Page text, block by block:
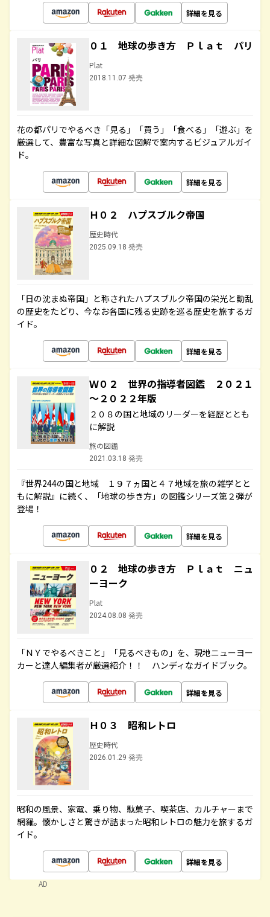
詳細を見る
０１ 地球の歩き方 Ｐｌａｔ パリ
Plat
2018.11.07 発売
花の都パリでやるべき「見る」「買う」「食べる」「遊ぶ」を
厳選して、豊富な写真と詳細な図解で案内するビジュアルガイ
ド。
詳細を見る
Ｈ０２ ハプスブルク帝国
歴史時代
2025.09.18 発売
「日の沈まぬ帝国」と称されたハプスブルク帝国の栄光と動乱
の歴史をたどり、今なお各国に残る史跡を巡る歴史を旅するガ
イド。
詳細を見る
Ｗ０２ 世界の指導者図鑑 ２０２１
～２０２２年版
２０８の国と地域のリーダーを経歴ととも
に解説
旅の図鑑
2021.03.18 発売
『世界244の国と地域 １９７ヵ国と４７地域を旅の雑学とと
もに解説』に続く、「地球の歩き方」の図鑑シリーズ第２弾が
登場！
詳細を見る
０２ 地球の歩き方 Ｐｌａｔ ニュ
ーヨーク
Plat
2024.08.08 発売
「ＮＹでやるべきこと」「見るべきもの」を、現地ニューヨー
カーと達人編集者が厳選紹介！！ ハンディなガイドブック。
詳細を見る
Ｈ０３ 昭和レトロ
歴史時代
2026.01.29 発売
昭和の風景、家電、乗り物、駄菓子、喫茶店、カルチャーまで
網羅。懐かしさと驚きが詰まった昭和レトロの魅力を旅するガ
イド。
詳細を見る
AD